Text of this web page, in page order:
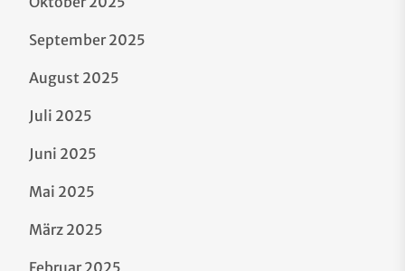
September 2025
August 2025
Juli 2025
Juni 2025
Mai 2025
März 2025
Februar 2025